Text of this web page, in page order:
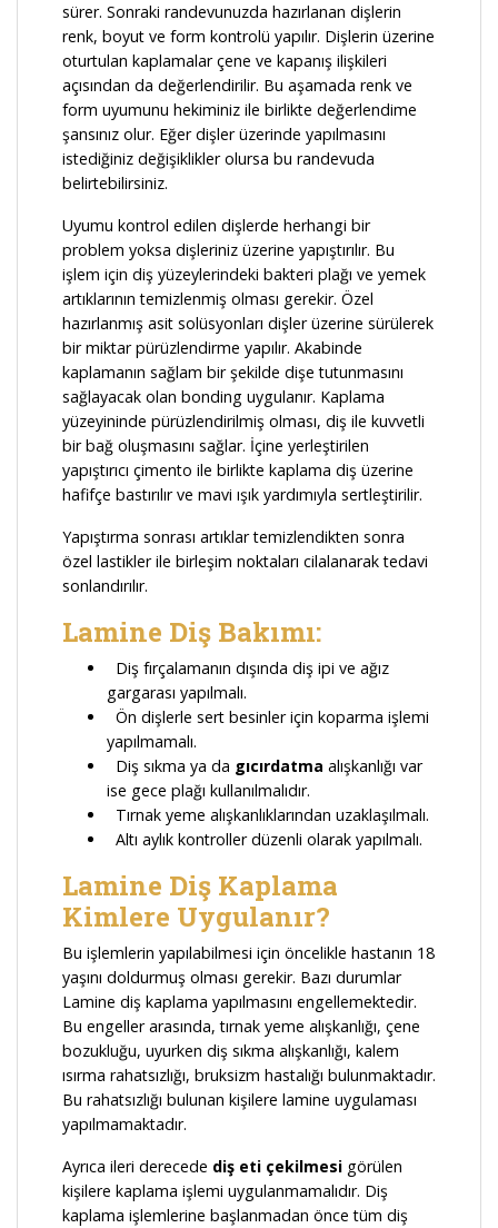
sürer. Sonraki randevunuzda hazırlanan dişlerin
renk, boyut ve form kontrolü yapılır. Dişlerin üzerine
oturtulan kaplamalar çene ve kapanış ilişkileri
açısından da değerlendirilir. Bu aşamada renk ve
form uyumunu hekiminiz ile birlikte değerlendime
şansınız olur. Eğer dişler üzerinde yapılmasını
istediğiniz değişiklikler olursa bu randevuda
belirtebilirsiniz.
Uyumu kontrol edilen dişlerde herhangi bir
problem yoksa dişleriniz üzerine yapıştırılır. Bu
işlem için diş yüzeylerindeki bakteri plağı ve yemek
artıklarının temizlenmiş olması gerekir. Özel
hazırlanmış asit solüsyonları dişler üzerine sürülerek
bir miktar pürüzlendirme yapılır. Akabinde
kaplamanın sağlam bir şekilde dişe tutunmasını
sağlayacak olan bonding uygulanır. Kaplama
yüzeyininde pürüzlendirilmiş olması, diş ile kuvvetli
bir bağ oluşmasını sağlar. İçine yerleştirilen
yapıştırıcı çimento ile birlikte kaplama diş üzerine
hafifçe bastırılır ve mavi ışık yardımıyla sertleştirilir.
Yapıştırma sonrası artıklar temizlendikten sonra
özel lastikler ile birleşim noktaları cilalanarak tedavi
sonlandırılır.
Lamine Diş Bakımı:
Diş fırçalamanın dışında diş ipi ve ağız
gargarası yapılmalı.
Ön dişlerle sert besinler için koparma işlemi
yapılmamalı.
Diş sıkma ya da gıcırdatma alışkanlığı var
ise gece plağı kullanılmalıdır.
Tırnak yeme alışkanlıklarından uzaklaşılmalı.
Altı aylık kontroller düzenli olarak yapılmalı.
Lamine Diş Kaplama
Kimlere Uygulanır?
Bu işlemlerin yapılabilmesi için öncelikle hastanın 18
yaşını doldurmuş olması gerekir. Bazı durumlar
Lamine diş kaplama yapılmasını engellemektedir.
Bu engeller arasında, tırnak yeme alışkanlığı, çene
bozukluğu, uyurken diş sıkma alışkanlığı, kalem
ısırma rahatsızlığı, bruksizm hastalığı bulunmaktadır.
Bu rahatsızlığı bulunan kişilere lamine uygulaması
yapılmamaktadır.
Ayrıca ileri derecede diş eti çekilmesi görülen
kişilere kaplama işlemi uygulanmamalıdır. Diş
kaplama işlemlerine başlanmadan önce tüm diş